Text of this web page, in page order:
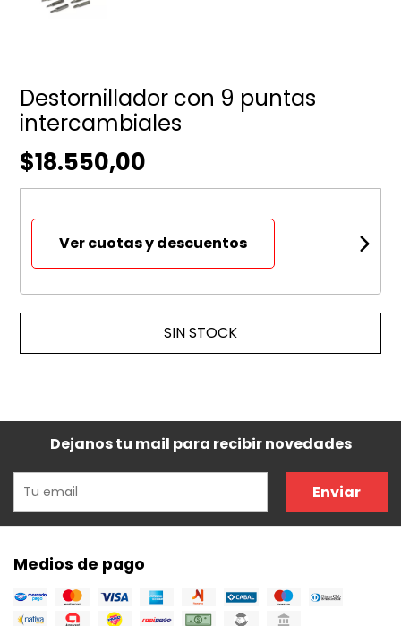
Destornillador con 9 puntas
intercambiales
$18.550,00
Ver cuotas y descuentos
SIN STOCK
Dejanos tu mail para recibir novedades
Enviar
Medios de pago